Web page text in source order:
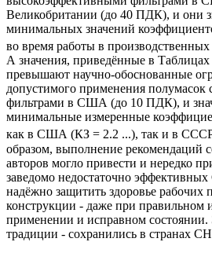
Великобритании (до 40 ПДК), и они
минимальных значений
во время работы в
А значения, приведённые в
превышают научно-обоснованные
допустимого применения
фильтрами в США (до 10 ПДК), и
минимальные измеренные
как в США (КЗ = 2.2 ...), так и в
образом, выполнение рекомендаций
авторов могло привести и нередко
заведомо недостаточно
надёжно защитить здоровье рабочих
конструкции - даже при правильном
применении и исправном
традиции - сохранились в странах